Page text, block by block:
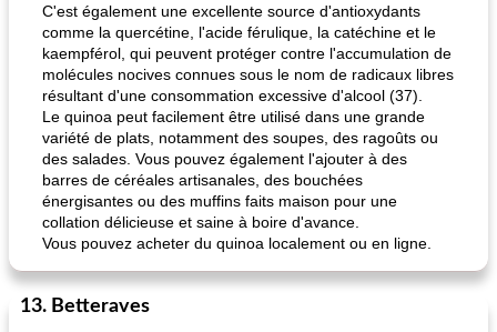
C'est également une excellente source d'antioxydants
comme la quercétine, l'acide férulique, la catéchine et le
kaempférol, qui peuvent protéger contre l'accumulation de
molécules nocives connues sous le nom de radicaux libres
résultant d'une consommation excessive d'alcool (37).
Le quinoa peut facilement être utilisé dans une grande
variété de plats, notamment des soupes, des ragoûts ou
des salades. Vous pouvez également l'ajouter à des
barres de céréales artisanales, des bouchées
énergisantes ou des muffins faits maison pour une
collation délicieuse et saine à boire d'avance.
Vous pouvez acheter du quinoa localement ou en ligne.
13. Betteraves